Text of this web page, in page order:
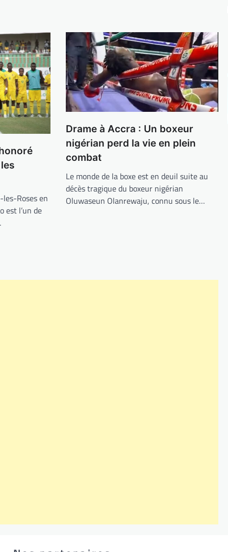
Roses en
est l’un de
Drame à Accra : Un boxeur
nigérian perd la vie en plein
combat
Le monde de la boxe est en deuil suite au
décès tragique du boxeur nigérian
Oluwaseun Olanrewaju, connu sous le…